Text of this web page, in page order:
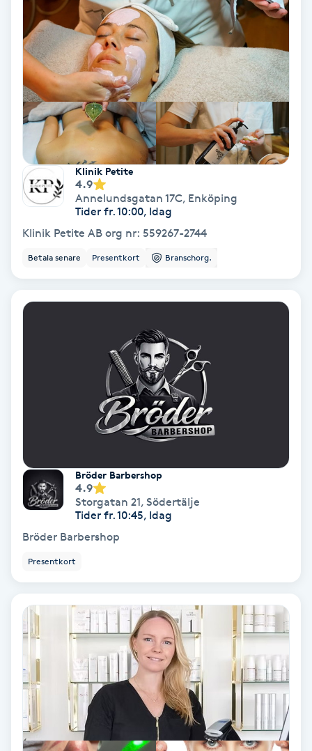
Diamantslipning
Enzympeeling
Extensions
Extensions borttagning
Eyeliner-tatuering
Face framing
Fotmassage
Fotsvamp
Fransar
Fransfärgning
Fransförlängning
Klinik Petite
4.9
Annelundsgatan 17C, Enköping
Tider fr. 10:00, Idag
Klinik Petite AB org nr: 559267-2744
Betala senare Presentkort Branschorg.
Bröder Barbershop
4.9
Storgatan 21, Södertälje
Tider fr. 10:45, Idag
Bröder Barbershop
Presentkort